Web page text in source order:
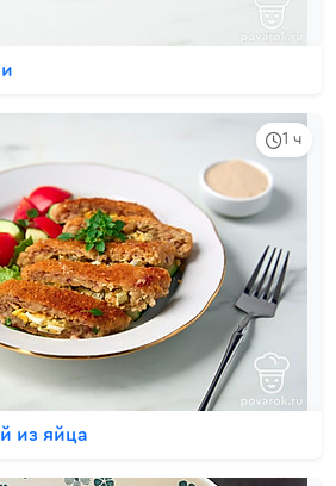
1 ч
из яйца